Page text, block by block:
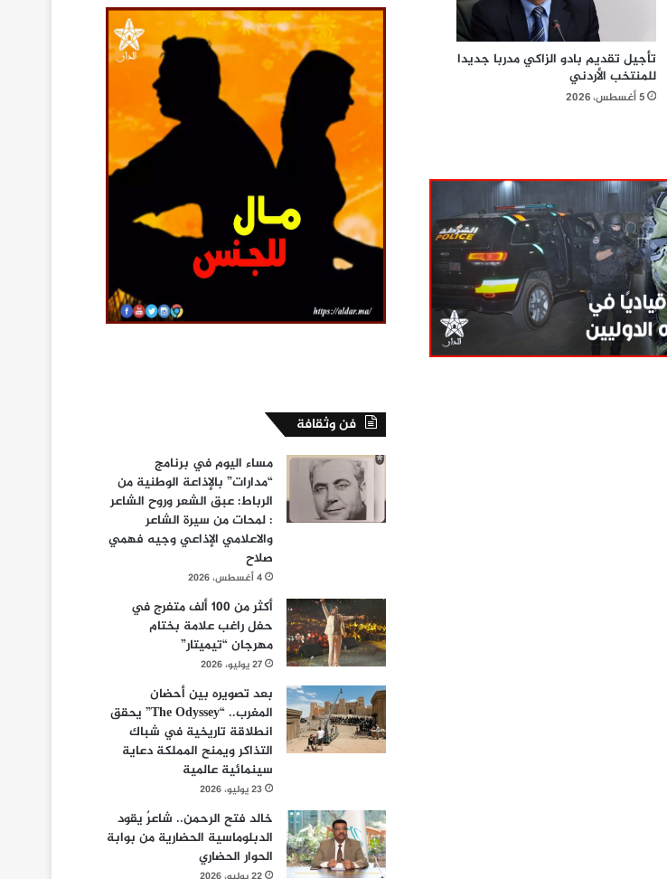
تأجيل تقديم بادو الزاكي مدربا جديدا
للمنتخب الأردني
5 أغسطس، 2026
فن وثقافة
مساء اليوم في برنامج
“مدارات” بالإذاعة الوطنية من
الرباط: عبق الشعر وروح الشاعر
: لمحات من سيرة الشاعر
والاعلامي الإذاعي وجيه فهمي
صلاح
4 أغسطس، 2026
أكثر من 100 ألف متفرج في
حفل راغب علامة بختام
مهرجان “تيميتار”
27 يوليو، 2026
بعد تصويره بين أحضان
المغرب.. “The Odyssey” يحقق
انطلاقة تاريخية في شباك
التذاكر ويمنح المملكة دعاية
سينمائية عالمية
23 يوليو، 2026
خالد فتح الرحمن.. شاعرٌ يقود
الدبلوماسية الحضارية من بوابة
الحوار الحضاري